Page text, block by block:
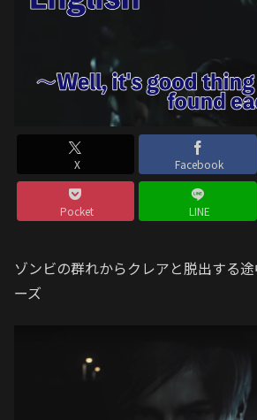
X Facebook
Pocket LINE
ゾンビの群れからクレアと脱出する
ーズ